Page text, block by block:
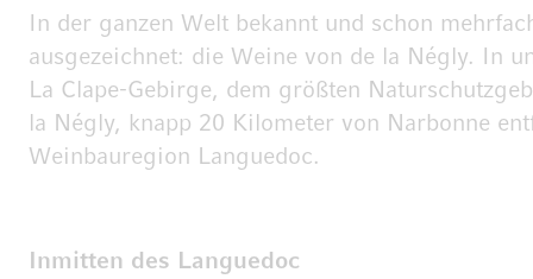
In der ganzen Welt bekannt und schon
ausgezeichnet: die Weine von de la Négly. In
La Clape-Gebirge, dem größten
la Négly, knapp 20 Kilometer von Narbonne
Weinbauregion Languedoc.
Inmitten des Languedoc